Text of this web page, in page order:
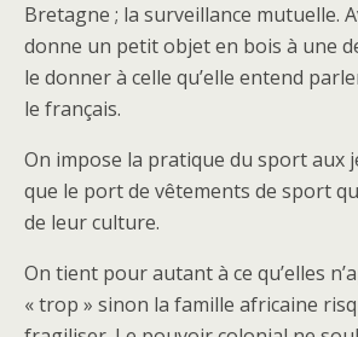
Bretagne ; la surveillance mutuelle.
donne un petit objet en bois à une
le donner à celle qu’elle entend
le français.
On impose la pratique du sport aux
que le port de vêtements de sport
de leur culture.
On tient pour autant à ce qu’elles
« trop » sinon la famille africaine